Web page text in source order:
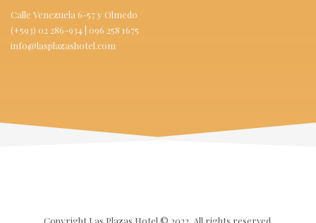
Calle Venezuela 6-57 y Olmedo
(+593) 02 286-934 | 096 258 1675
info@lasplazashotel.com
Copyright Las Plazas Hotel © 2022. All rights reserved.